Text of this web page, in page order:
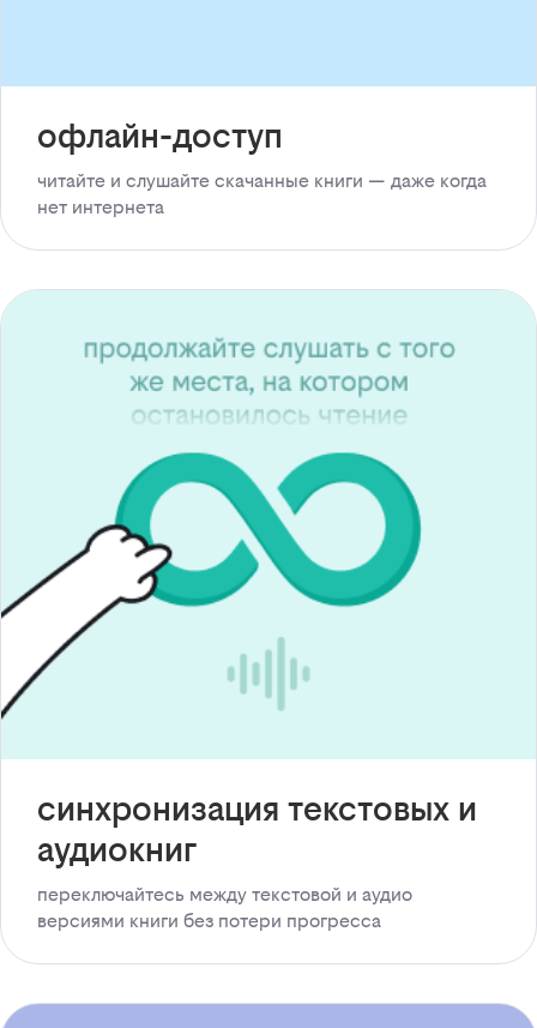
офлайн-доступ
читайте и слушайте скачанные книги — даже когда
нет интернета
синхронизация текстовых и
аудиокниг
переключайтесь между текстовой и аудио
версиями книги без потери прогресса